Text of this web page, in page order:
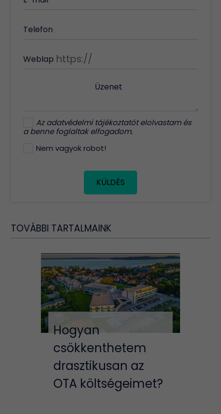
Telefon
Weblap
Üzenet
Azadatvédelmi tájékoztatótelolvastam és
a benne foglaltak elfogadom.
Nem vagyok robot!
KÜLDÉS
TOVÁBBI TARTALMAINK
Hogyan
csökkenthetem
drasztikusan az
OTA költségeimet?